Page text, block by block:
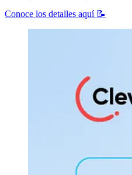
Conoce los detalles aquí 📝